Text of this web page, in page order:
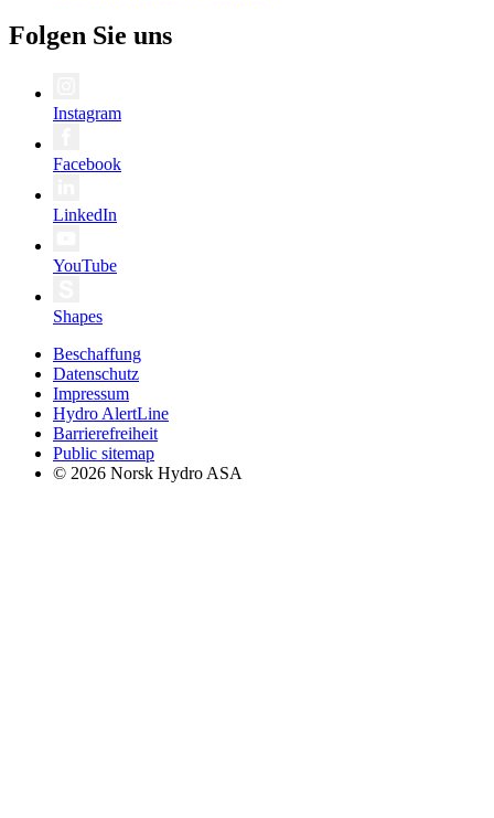
Folgen Sie uns
Instagram
Facebook
LinkedIn
YouTube
Shapes
Beschaffung
Datenschutz
Impressum
Hydro AlertLine
Barrierefreiheit
Public sitemap
© 2026 Norsk Hydro ASA